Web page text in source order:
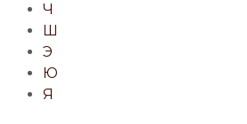
Ч
Ш
Э
Ю
Я